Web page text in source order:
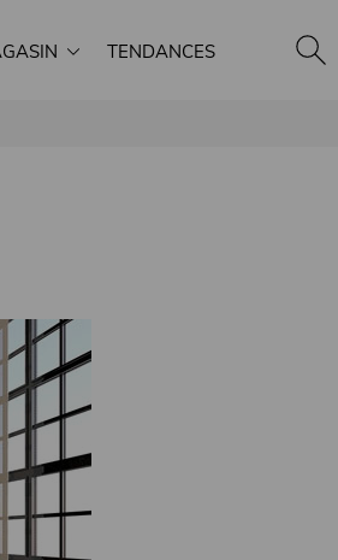
TENDANCES